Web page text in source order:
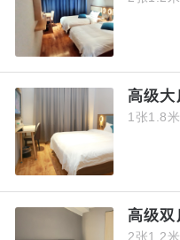
高级大
1张1.8
高级双
2张1.2